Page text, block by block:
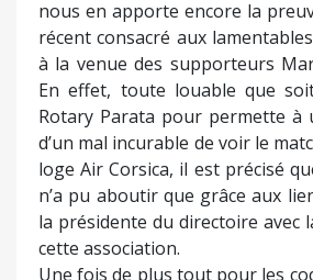
nous en apporte encore la
récent consacré aux
à la venue des supporteurs
En effet, toute louable que
Rotary Parata pour permette
d’un mal incurable de voir le
loge Air Corsica, il est précisé
n’a pu aboutir que grâce aux
la présidente du directoire avec
cette association.
Une fois de plus tout pour les